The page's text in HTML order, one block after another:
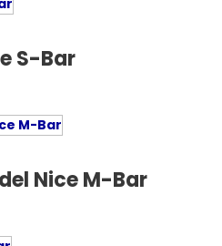
S-Bar
Nice M-Bar